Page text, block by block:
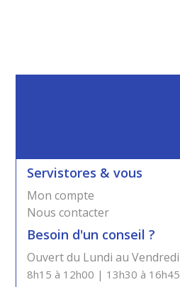
Servistores & vous
Mon compte
Nous contacter
Besoin d'un conseil ?
Ouvert du Lundi au Vendredi
8h15 à 12h00 | 13h30 à 16h45